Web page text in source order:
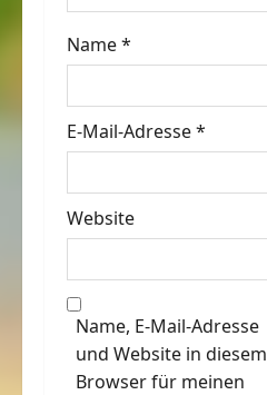
o
n
Name*
E-Mail-Adresse*
Website
Name, E-Mail-Adresse
und Website in diesem
Browser für meinen